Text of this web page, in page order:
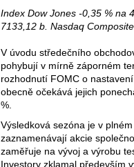
Index Dow Jones -0,35 % na
7133,12 b. Nasdaq
V úvodu středečního
pohybují v mírně záporném
rozhodnutí FOMC o
obecně očekává jejich
%.
Výsledková sezóna je v
zaznamenávají akcie
zaměřuje na vývoj a výrobu
Investory zklamal především